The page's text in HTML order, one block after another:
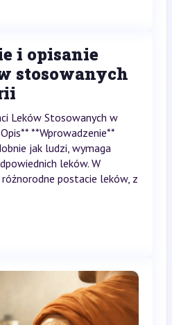
i opisanie
stosowanych
Leków Stosowanych w
**Wprowadzenie**
jak ludzi, wymaga
leków. W
postacie leków, z